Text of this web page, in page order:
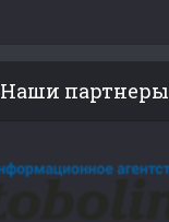
Наши партнеры